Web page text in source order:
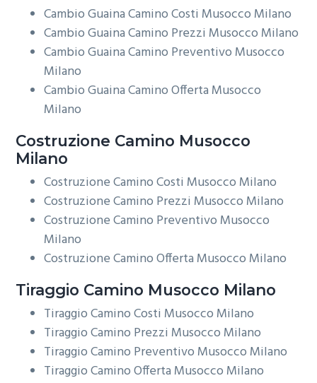
Cambio Guaina Camino Costi Musocco Milano
Cambio Guaina Camino Prezzi Musocco Milano
Cambio Guaina Camino Preventivo Musocco
Milano
Cambio Guaina Camino Offerta Musocco
Milano
Costruzione Camino Musocco
Milano
Costruzione Camino Costi Musocco Milano
Costruzione Camino Prezzi Musocco Milano
Costruzione Camino Preventivo Musocco
Milano
Costruzione Camino Offerta Musocco Milano
Tiraggio Camino Musocco Milano
Tiraggio Camino Costi Musocco Milano
Tiraggio Camino Prezzi Musocco Milano
Tiraggio Camino Preventivo Musocco Milano
Tiraggio Camino Offerta Musocco Milano